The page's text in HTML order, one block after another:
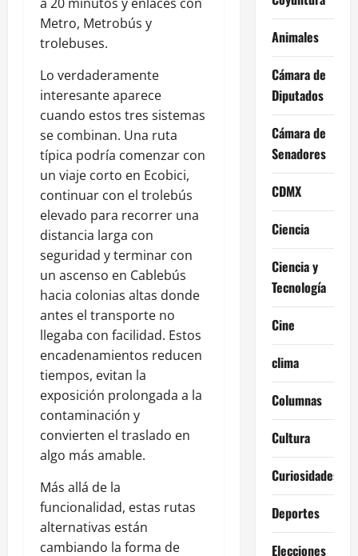
Metro, Metrobús y
trolebuses.
Lo verdaderamente
interesante aparece
cuando estos tres sistemas
se combinan. Una ruta
típica podría comenzar con
un viaje corto en Ecobici,
continuar con el trolebús
elevado para recorrer una
distancia larga con
seguridad y terminar con
un ascenso en Cablebús
hacia colonias altas donde
antes el transporte no
llegaba con facilidad. Estos
encadenamientos reducen
tiempos, evitan la
exposición prolongada a la
contaminación y
convierten el traslado en
algo más amable.
Más allá de la
funcionalidad, estas rutas
alternativas están
cambiando la forma de
Animales
Cámara de
Diputados
Cámara de
Senadores
CDMX
Ciencia
Ciencia y
Tecnología
Cine
clima
Columnas
Cultura
Curiosidades
Deportes
Elecciones